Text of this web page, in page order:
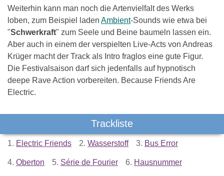
Weiterhin kann man noch die Artenvielfalt des Werks
loben, zum Beispiel laden Ambient-Sounds wie etwa bei
"Schwerkraft" zum Seele und Beine baumeln lassen ein.
Aber auch in einem der verspielten Live-Acts von Andreas
Krüger macht der Track als Intro fraglos eine gute Figur.
Die Festivalsaison darf sich jedenfalls auf hypnotisch
deepe Rave Action vorbereiten. Because Friends Are
Electric.
Trackliste
1. Electric Friends 2. Wasserstoff 3. Bus Error
4. Oberton 5. Série de Fourier 6. Hausnummer